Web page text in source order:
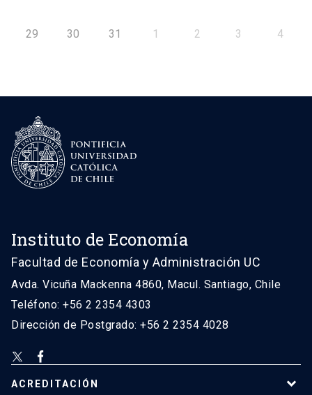
29 30 31 1 2 3 4
Instituto de Economía
Facultad de Economía y Administración UC
Avda. Vicuña Mackenna 4860, Macul. Santiago, Chile
Teléfono: +56 2 2354 4303
Dirección de Postgrado: +56 2 2354 4028
ACREDITACIÓN